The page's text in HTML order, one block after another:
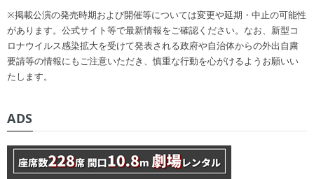
※掲載公演の発売時期および開催等については変更や延期・中止の可能性
があります。公式サイト等で最新情報をご確認ください。なお、新型コ
ロナウイルス感染拡大を受けて発表される政府や自治体からの外出自粛
要請等の情報にもご注意いただき、慎重な行動を心がけるようお願いい
たします。
ADS